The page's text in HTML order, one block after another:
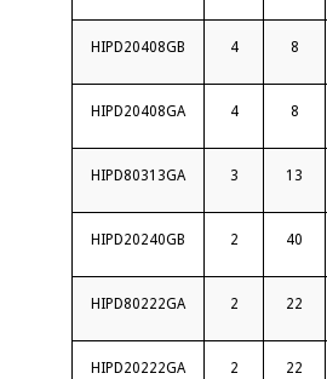
HIPD20408GB 4 8
HIPD20408GA 4 8
HIPD80313GA 3 13
HIPD20240GB 2 40
HIPD80222GA 2 22
HIPD20222GA 2 22